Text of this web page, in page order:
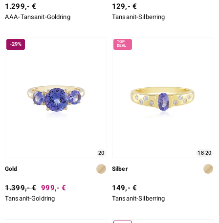
1.299,- €
AAA-Tansanit-Goldring
129,- €
Tansanit-Silberring
-29%
20
Gold
1.399,- € 999,- €
Tansanit-Goldring
18-20
Silber
149,- €
Tansanit-Silberring